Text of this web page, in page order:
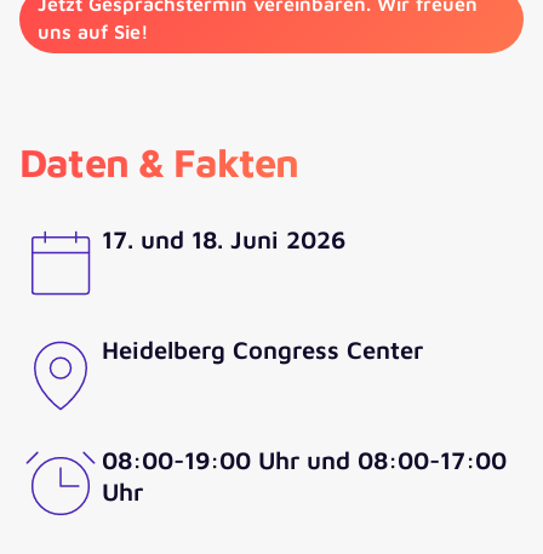
uns auf Sie!
Daten & Fakten
17. und 18. Juni 2026
Heidelberg Congress Center
08:00-19:00 Uhr und 08:00-17:00
Uhr